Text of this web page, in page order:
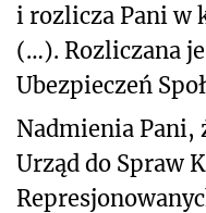
i rozlicza Pani w
(…). Rozliczana
Ubezpieczeń
Nadmienia Pani,
Urząd do Spraw